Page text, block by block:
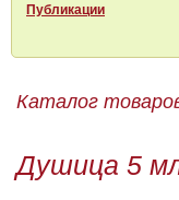
Публикации
Каталог
Душица 5